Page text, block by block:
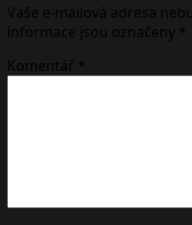
Vaše e-mailová adresa
informace jsou označeny *
Komentář *